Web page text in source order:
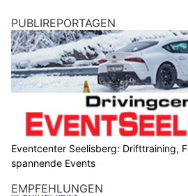
PUBLIREPORTAGEN
Eventcenter Seelisberg: Drifttraining,
spannende Events
EMPFEHLUNGEN